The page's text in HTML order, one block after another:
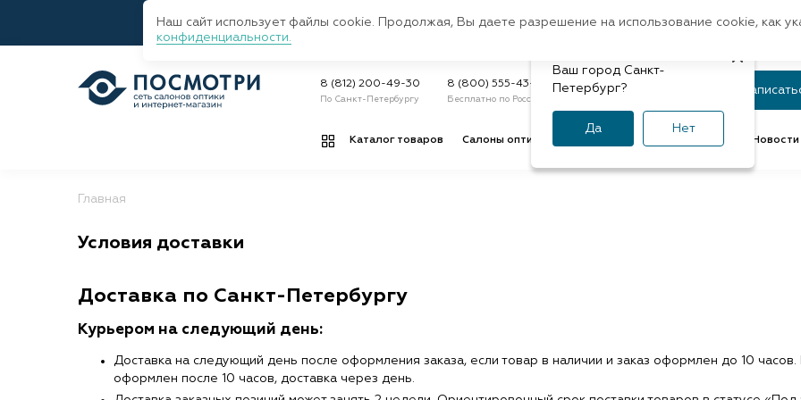
Регион:Санкт-Петербург Быстрая
8 (812) 200-49-30
По Санкт-Петербургу
8 (800) 555-43-47
Бесплатно по России
Статус заказа
Каталог товаров Салоны оптики Новости
Главная
Условия доставки
Доставка по Санкт-Петербургу
Курьером на следующий день:
Доставка на следующий день после оформления заказа, если товар в наличии и заказ оформлен до 10 часов.
оформлен после 10 часов, доставка через день.
Ваш город Санкт-
Петербург?
Да Нет
Наш сайт использует файлы cookie. Продолжая, Вы даете разрешение на использование cookie, как
конфиденциальности.